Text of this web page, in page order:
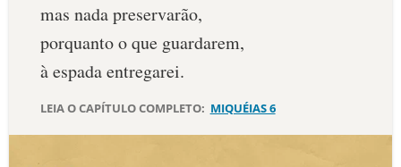
DEVOCIONAL DIÁRIO
10 MANDAMENTOS
ESTUDOS BÍBLICOS
mas nada preservarão,
porquanto o que guardarem,
à espada entregarei.
LEIA O CAPÍTULO COMPLETO: MIQUÉIAS 6